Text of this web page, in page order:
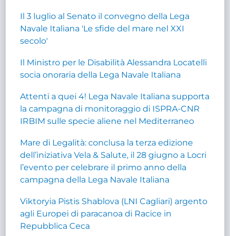
Il 3 luglio al Senato il convegno della Lega
Navale Italiana 'Le sfide del mare nel XXI
secolo'
Il Ministro per le Disabilità Alessandra Locatelli
socia onoraria della Lega Navale Italiana
Attenti a quei 4! Lega Navale Italiana supporta
la campagna di monitoraggio di ISPRA-CNR
IRBIM sulle specie aliene nel Mediterraneo
Mare di Legalità: conclusa la terza edizione
dell’iniziativa Vela & Salute, il 28 giugno a Locri
l’evento per celebrare il primo anno della
campagna della Lega Navale Italiana
Viktoryia Pistis Shablova (LNI Cagliari) argento
agli Europei di paracanoa di Racice in
Repubblica Ceca